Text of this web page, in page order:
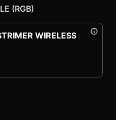
(RGB)
WIRELESS